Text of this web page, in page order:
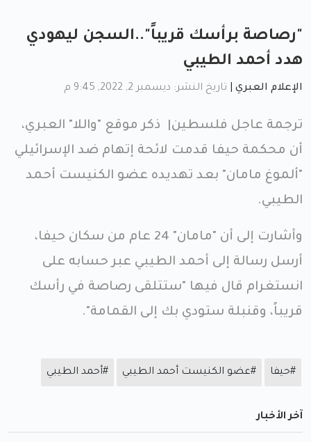
"رصاصة برأسك قريباً"..السجن ليهودي
هدد أحمد الطيبي
الإعلام العبري تاريخ النشر: ديسمبر 2, 2022, 9:45 م
ترجمة عاجل فلسطين| ذكر موقع "واللا" العبري،
أن محكمة حيفا قدمت لائحة إتهام ضد الإسرائيلي
"ألموغ مامان" بعد تهديده عضو الكنيست أحمد
الطيبي.
وأشارت إلى أن "مامان" 24 عام من سكان حيفا،
أرسل رسالة إلى أحمد الطيبي عبر حسابه على
انستغرام قال فيها "ستتلقى رصاصة في رأسك
قريباً، وقنبلة ستودي بك إلى القمامة".
#حيفا #عضو الكنيست أحمد الطيبي #أحمد الطيبي
آخر الأخبار